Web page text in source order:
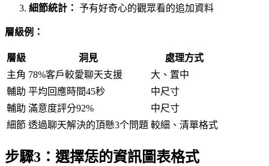
細節統計： 予有好奇心的觀眾看的追加資料
層級例：
層級 洞見
處理方式
主角 78%客戶較愛聊天支援
大、置中
輔助 平均回應時間45秒
中尺寸
輔助 滿意度評分92%
中尺寸
細節 透過聊天解決的頂懸3个問題 較細、清單格式
步驟3：選擇恁的資訊圖表格式